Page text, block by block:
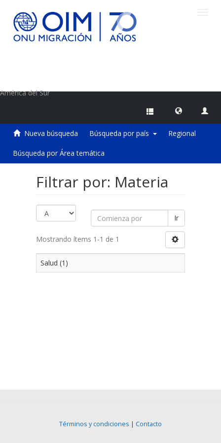
América del Sur
Nueva búsqueda Búsqueda por país Regional
Búsqueda por Área temática
Filtrar por: Materia
Ir
Mostrando ítems 1-1 de 1
Salud (1)
Términos y condiciones | Contacto